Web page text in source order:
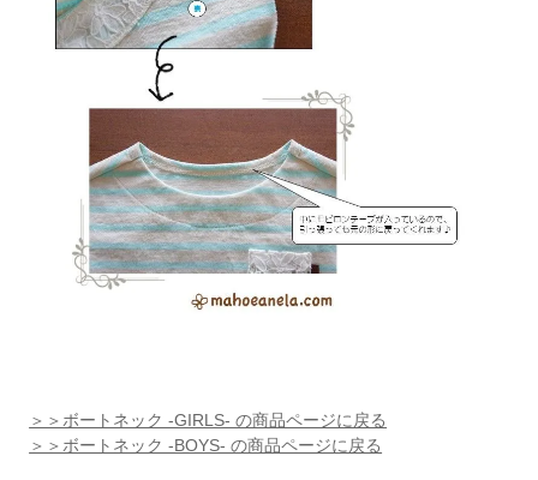
＞＞ボートネック -GIRLS- の商品ページに戻る
＞＞ボートネック -BOYS- の商品ページに戻る